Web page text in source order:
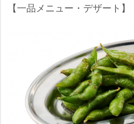
【一品メニュー・デザート】